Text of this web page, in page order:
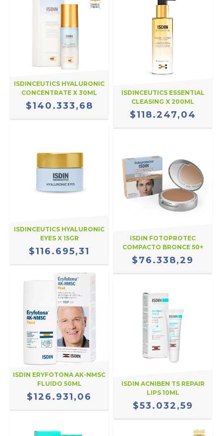
ISDINCEUTICS HYALURONIC
CONCENTRATE X 30ML
$140.333,68
ISDINCEUTICS ESSENTIAL
CLEASING X 200ML
$118.247,04
ISDINCEUTICS HYALURONIC
EYES X 15GR
$116.695,31
ISDIN FOTOPROTEC
COMPACTO BRONCE 50+
$76.338,29
ISDIN ERYFOTONA AK-NMSC
FLUIDO 50ML
$126.931,06
ISDIN ACNIBEN TS REPAIR
LIPS 10ML
$53.032,59